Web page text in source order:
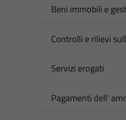
Beni immobili e
Controlli e rilievi
Servizi erogati
Pagamenti dell'